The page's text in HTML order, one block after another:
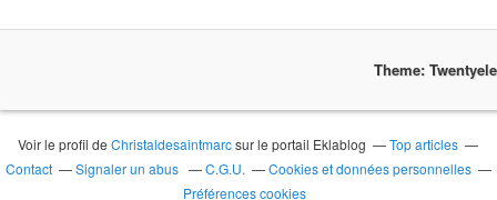
Theme:
Voir le profil deChristaldesaintmarcsur le portail Eklablog
Top articles
Contact
Signaler un abus C.G.U.
Cookies et données personnelles
Préférences cookies